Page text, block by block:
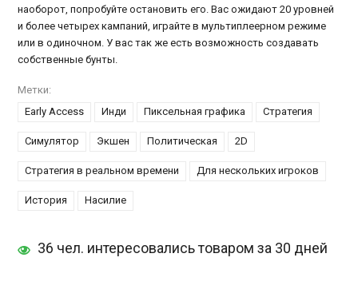
наоборот, попробуйте остановить его. Вас ожидают 20 уровней
и более четырех кампаний, играйте в мультиплеерном режиме
или в одиночном. У вас так же есть возможность создавать
собственные бунты.
Метки:
Early Access
Инди Пиксельная графика Стратегия
Симулятор Экшен Политическая 2D
Стратегия в реальном времени Для нескольких игроков
История Насилие
36 чел. интересовались товаром за 30 дней